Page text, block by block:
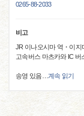
0265-88-2033
비고
JR 이나오시마 역・이지
고속버스 마츠카와 IC
송영 있음 계속 읽기